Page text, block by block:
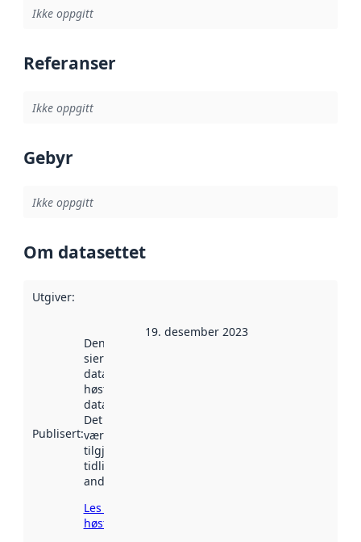
Ikke oppgitt
Referanser
Ikke oppgitt
Gebyr
Ikke oppgitt
Om datasettet
Utgiver:
Publisert:
Denne datoen
sier når
datasettet ble
høstet av
data.norge.no.
Det kan ha
vært
tilgjengelig
tidligere
andre steder.
Les mer om
høsting her
19. desember 2023